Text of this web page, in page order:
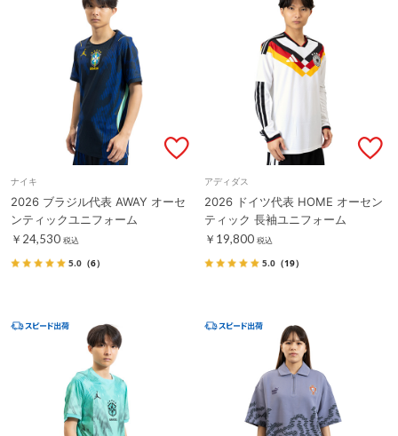
ナイキ
2026 ブラジル代表 AWAY オーセ
ンティックユニフォーム
￥24,530 税込
5.0 （6）
アディダス
2026 ドイツ代表 HOME オーセン
ティック 長袖ユニフォーム
￥19,800 税込
5.0 （19）